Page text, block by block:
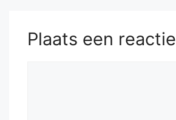
Plaats een reactie